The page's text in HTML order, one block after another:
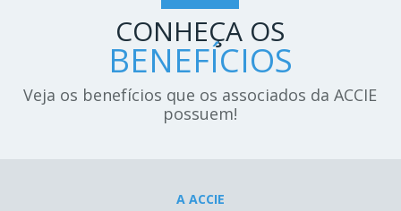
CONHEÇA OS
BENEFÍCIOS
Veja os benefícios que os associados da ACCIE
possuem!
A ACCIE